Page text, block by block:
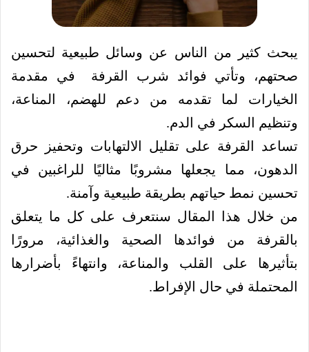
يبحث كثير من الناس عن وسائل طبيعية لتحسين
صحتهم، وتأتي فوائد شرب القرفة في مقدمة
الخيارات لما تقدمه من دعم للهضم، المناعة،
وتنظيم السكر في الدم.
تساعد القرفة على تقليل الالتهابات وتحفيز حرق
الدهون، مما يجعلها مشروبًا مثاليًا للراغبين في
تحسين نمط حياتهم بطريقة طبيعية وآمنة.
من خلال هذا المقال سنتعرف على كل ما يتعلق
بالقرفة من فوائدها الصحية والغذائية، مرورًا
بتأثيرها على القلب والمناعة، وانتهاءً بأضرارها
المحتملة في حال الإفراط.